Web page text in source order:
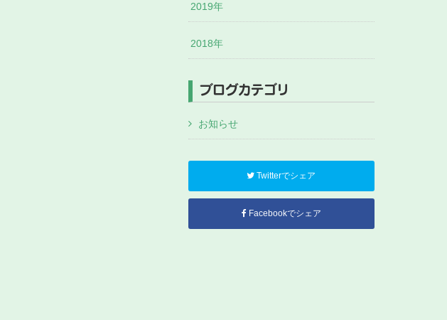
2019年
2018年
ブログカテゴリ
お知らせ
Twitterでシェア
Facebookでシェア